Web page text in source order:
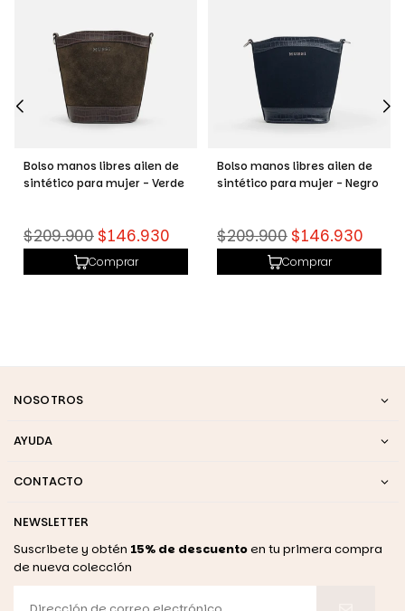
Bolso manos libres ailen de
sintético para mujer - Verde
Precio
habitual
$209.900 $146.930
Comprar
Bolso manos libres ailen de
sintético para mujer - Negro
Precio
habitual
$209.900 $146.930
Comprar
NOSOTROS
AYUDA
CONTACTO
NEWSLETTER
Suscribete y obtén 15% de descuentoen tu primera compra
de nueva colección